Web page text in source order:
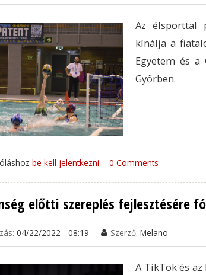
Az élsporttal
kínálja a
Egyetem és
Győrben.
be kell jelentkezni 0 Comments
előtti szereplés fejlesztésére
04/22/2022 - 08:19 Szerző: Melano
A TikTok és